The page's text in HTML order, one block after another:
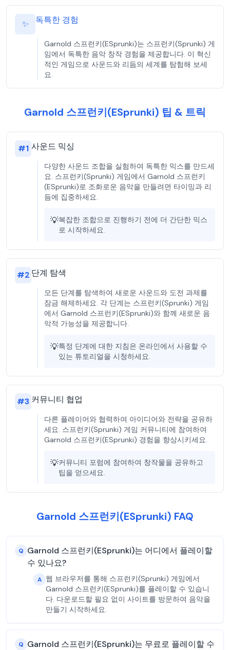
✨ 독특한 경험
Garnold 스프런키(ESprunki)는 스프런키(Sprunki) 게
임에서 독특한 음악 창작 경험을 제공합니다. 이 혁신
적인 게임으로 사운드와 리듬의 세계를 탐험해 보세
요.
Garnold 스프런키(ESprunki) 팁 & 트릭
#1 사운드 믹싱
다양한 사운드 조합을 실험하여 독특한 믹스를 만드세
요. 스프런키(Sprunki) 게임에서 Garnold 스프런키
(ESprunki)로 조화로운 음악을 만들려면 타이밍과 리
듬에 집중하세요.
💡복잡한 조합으로 진행하기 전에 더 간단한 믹스
로 시작하세요.
#2 단계 탐색
모든 단계를 탐색하여 새로운 사운드와 도전 과제를
잠금 해제하세요. 각 단계는 스프런키(Sprunki) 게임
에서 Garnold 스프런키(ESprunki)와 함께 새로운 음
악적 가능성을 제공합니다.
💡특정 단계에 대한 지침은 온라인에서 사용할 수
있는 튜토리얼을 시청하세요.
#3 커뮤니티 협업
다른 플레이어와 협력하여 아이디어와 전략을 공유하
세요. 스프런키(Sprunki) 게임 커뮤니티에 참여하여
Garnold 스프런키(ESprunki) 경험을 향상시키세요.
💡커뮤니티 포럼에 참여하여 창작물을 공유하고
팁을 얻으세요.
Garnold 스프런키(ESprunki) FAQ
Q Garnold 스프런키(ESprunki)는 어디에서 플레이할
수 있나요?
A 웹 브라우저를 통해 스프런키(Sprunki) 게임에서
Garnold 스프런키(ESprunki)를 플레이할 수 있습니
다. 다운로드할 필요 없이 사이트를 방문하여 음악을
만들기 시작하세요.
Q Garnold 스프런키(ESprunki)는 무료로 플레이할 수